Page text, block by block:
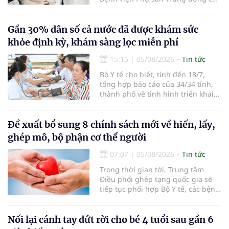
em bé đầu tiên chào đời.
Gần 30% dân số cả nước đã được khám sức
khỏe định kỳ, khám sàng lọc miễn phí
15:15 | 05/08/2026
Tin tức
Bộ Y tế cho biết, tính đến 18/7,
tổng hợp báo cáo của 34/34 tỉnh,
thành phố về tình hình triển khai
nhận 32.286.360 người, chiếm gần
30% dân số cả nước đã được khám
sức khỏe định kỳ năm nay.
Đề xuất bổ sung 8 chính sách mới về hiến, lấy,
ghép mô, bộ phận cơ thể người
07:07 | 05/08/2026
Tin tức
Trong thời gian tới, Trung tâm
Điều phối ghép tạng quốc gia sẽ
tiếp tục phối hợp Bộ Y tế, các bệnh
cường truyền thông, hoàn thiện
Nối lại cánh tay đứt rời cho bé 4 tuổi sau gần 6